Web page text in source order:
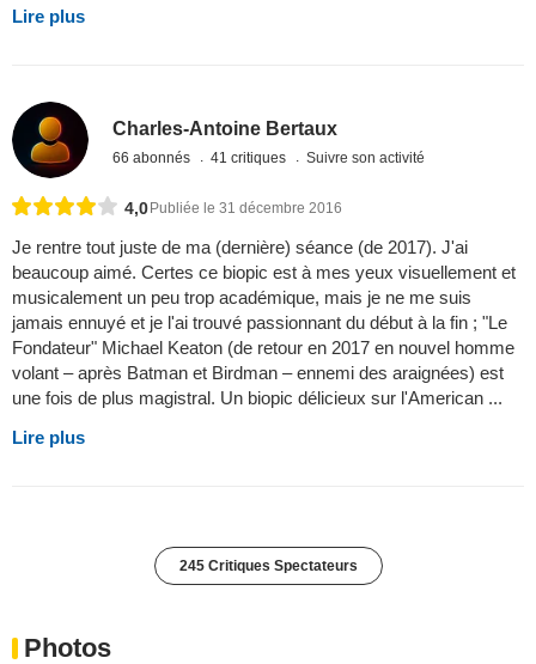
Lire plus
Charles-Antoine Bertaux
66 abonnés 41 critiques Suivre son activité
4,0Publiée le 31 décembre 2016
Je rentre tout juste de ma (dernière) séance (de 2017). J'ai
beaucoup aimé. Certes ce biopic est à mes yeux visuellement et
musicalement un peu trop académique, mais je ne me suis
jamais ennuyé et je l'ai trouvé passionnant du début à la fin ; "Le
Fondateur" Michael Keaton (de retour en 2017 en nouvel homme
volant – après Batman et Birdman – ennemi des araignées) est
une fois de plus magistral. Un biopic délicieux sur l'American ...
Lire plus
245 Critiques Spectateurs
Photos